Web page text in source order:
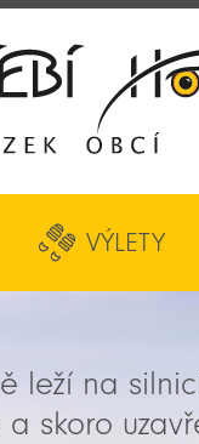
VÝLETY
leží na
skoro